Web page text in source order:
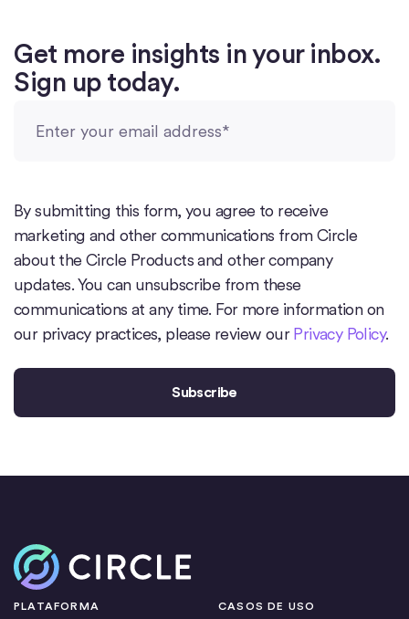
Get more insights in your inbox.
Sign up today.
By submitting this form, you agree to receive
marketing and other communications from Circle
about the Circle Products and other company
updates. You can unsubscribe from these
communications at any time. For more information on
our privacy practices, please review ourPrivacy Policy.
Inicio
PLATAFORMA CASOS DE USO